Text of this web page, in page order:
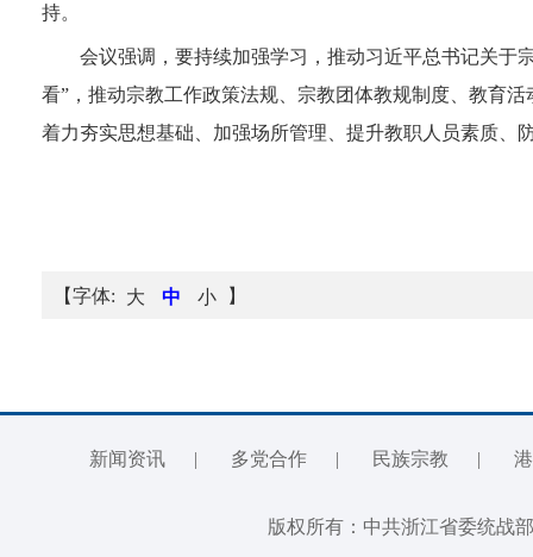
持。
会议强调，要持续加强学习，推动习近平总书记关于
看”，推动宗教工作政策法规、宗教团体教规制度、教育
着力夯实思想基础、加强场所管理、提升教职人员素质、
【字体: 大 中 小 】
新闻资讯 | 多党合作 | 民族宗教 |
版权所有：中共浙江省委统